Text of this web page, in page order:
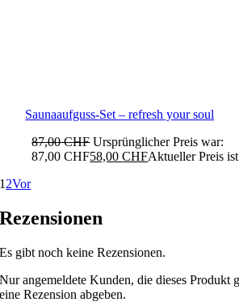
Saunaaufguss-Set – refresh your soul
87,00CHF Ursprünglicher Preis war:
87,00 CHF58,00CHFAktueller Preis
1 2Vor
Rezensionen
Es gibt noch keine Rezensionen.
Nur angemeldete Kunden, die dieses Produkt
eine Rezension abgeben.